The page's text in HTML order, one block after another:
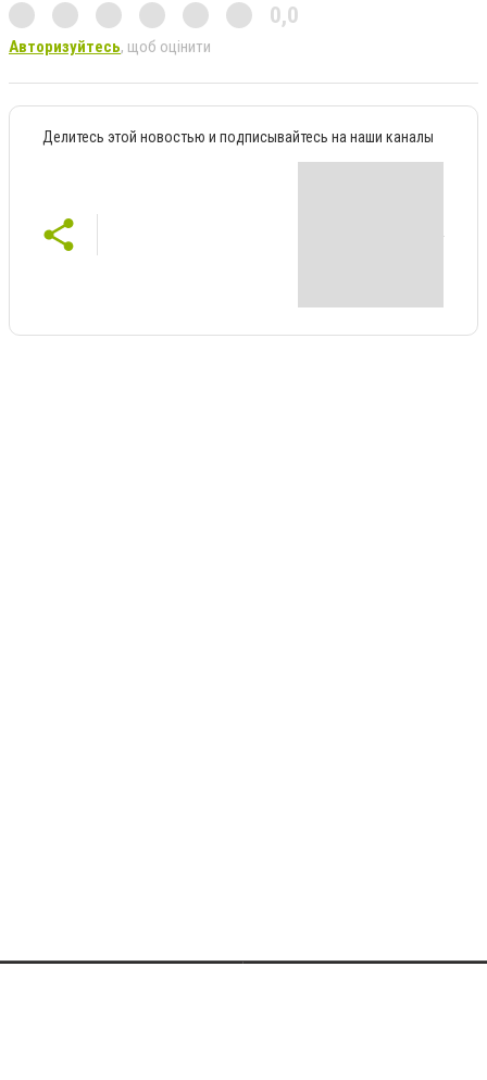
0,0
Авторизуйтесь, щоб оцінити
Делитесь этой новостью и подписывайтесь на наши каналы